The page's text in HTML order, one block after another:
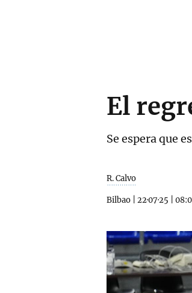
El
Se espera que
R. Calvo
Bilbao 22·07·25